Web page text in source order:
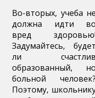
Во-вторых, учеба
должна идти
вред
Задумайтесь,
ли
образованный,
больной
Поэтому,